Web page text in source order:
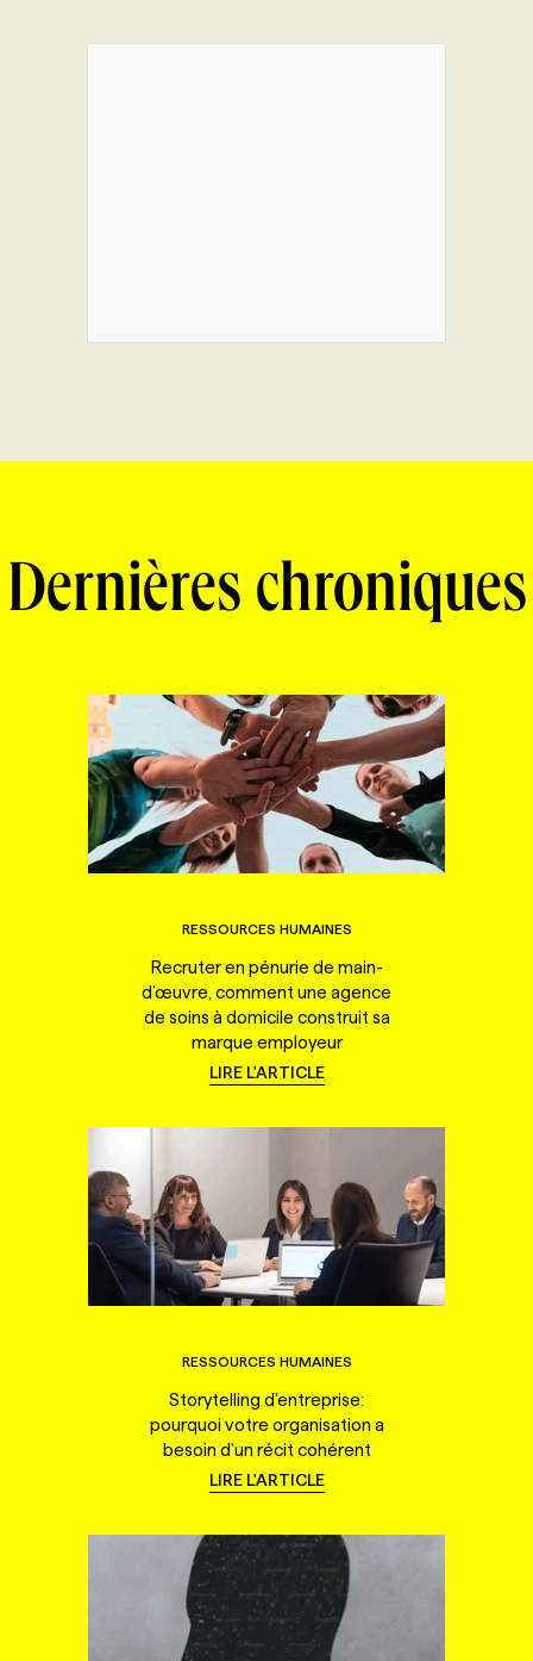
Dernières chroniques
RESSOURCES HUMAINES
Recruter en pénurie de main-
d’œuvre, comment une agence
de soins à domicile construit sa
marque employeur
LIRE L'ARTICLE
RESSOURCES HUMAINES
Storytelling d'entreprise:
pourquoi votre organisation a
besoin d'un récit cohérent
LIRE L'ARTICLE